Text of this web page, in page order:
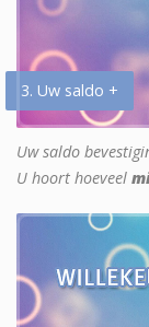
3. Uw saldo +
Uw saldo
U hoort hoeveel